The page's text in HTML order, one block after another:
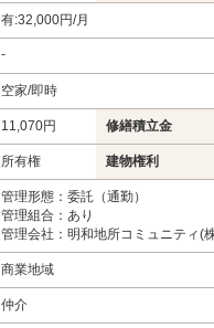
有:32,000円/月
-
空家/即時
11,070円 修繕積立金
所有権 建物権利
管理形態：委託（通勤）
管理組合：あり
管理会社：明和地所コミュニティ(
商業地域
仲介